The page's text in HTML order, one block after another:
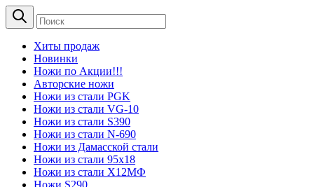
Хиты продаж
Новинки
Ножи по Акции!!!
Авторские ножи
Ножи из стали PGK
Ножи из стали VG-10
Ножи из стали S390
Ножи из стали N-690
Ножи из Дамасской стали
Ножи из стали 95х18
Ножи из стали Х12МФ
Ножи S290